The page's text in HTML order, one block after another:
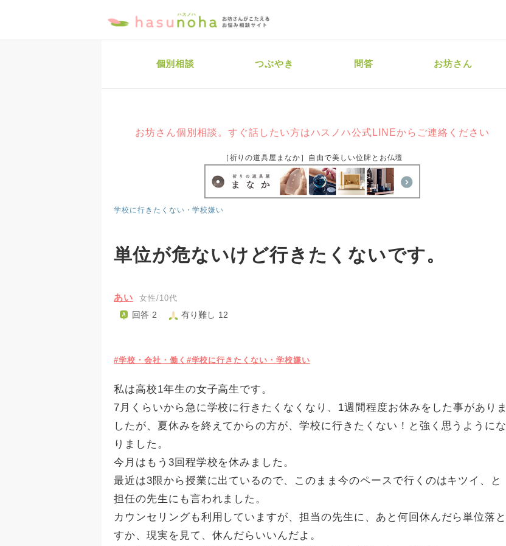
個別相談 つぶやき 問答 お坊さん
お坊さん個別相談。すぐ話したい方はハスノハ公式LINEからご連絡ください
［祈りの道具屋まなか］自由で美しい位牌とお仏壇
学校に行きたくない・学校嫌い
単位が危ないけど行きたくないです。
あい 女性/10代
回答 2 有り難し 12
#学校・会社・働く #学校に行きたくない・学校嫌い
私は高校1年生の女子高生です。
7月くらいから急に学校に行きたくなくなり、1週間程度お休みをした事がありま
したが、夏休みを終えてからの方が、学校に行きたくない！と強く思うようにな
りました。
今月はもう3回程学校を休みました。
最近は3限から授業に出ているので、このまま今のペースで行くのはキツイ、と
担任の先生にも言われました。
カウンセリングも利用していますが、担当の先生に、あと何回休んだら単位落と
すか、現実を見て、休んだらいいんだよ。